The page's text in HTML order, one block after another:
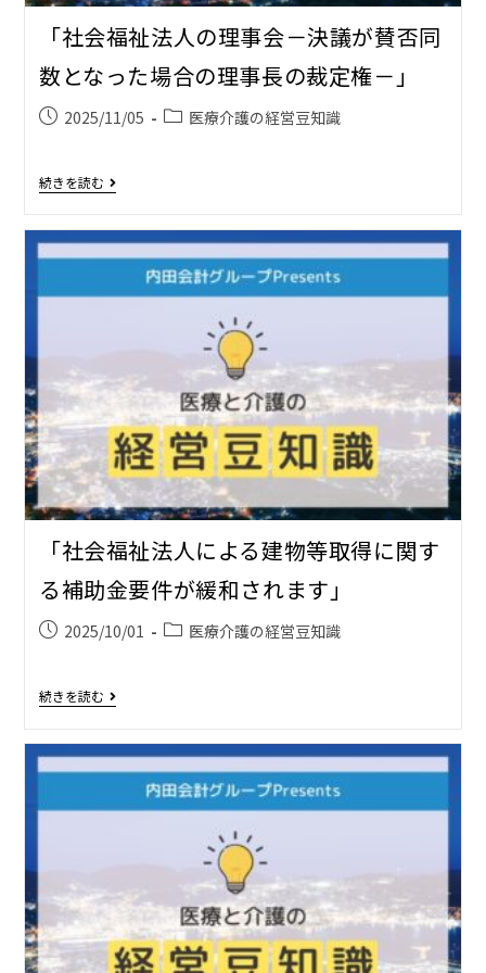
「社会福祉法人の理事会－決議が賛否同
数となった場合の理事長の裁定権－」
2025/11/05 医療介護の経営豆知識
続きを読む
「社会福祉法人による建物等取得に関す
る補助金要件が緩和されます」
2025/10/01 医療介護の経営豆知識
続きを読む